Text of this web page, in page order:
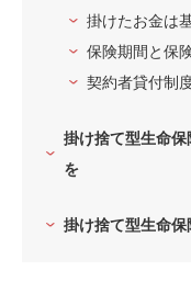
掛けたお金は
保険期間と保
契約者貸付制
掛け捨て型生命
を
掛け捨て型生命